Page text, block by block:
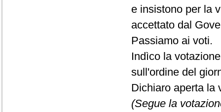
e insistono per la
accettato dal
Passiamo ai voti.
Indìco la
sull'ordine del
Dichiaro aperta la
(Segue la